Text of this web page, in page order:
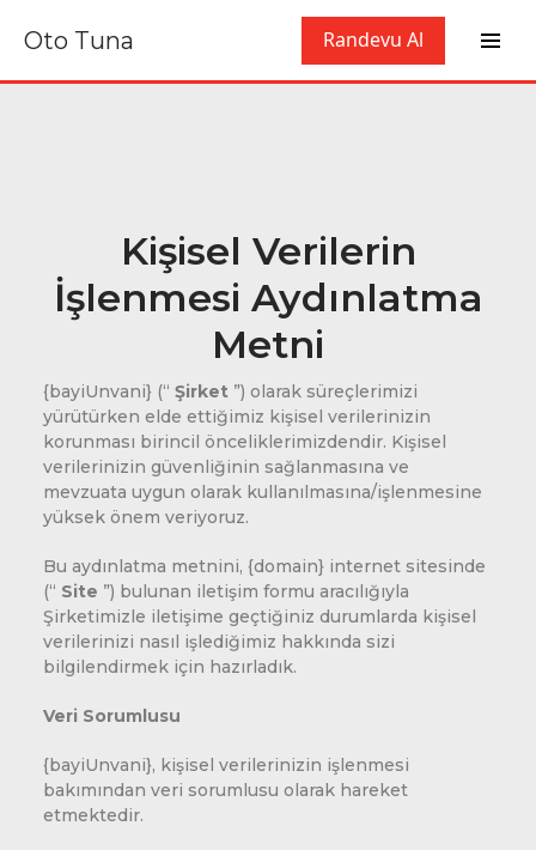
Oto Tuna Randevu Al
Kişisel Verilerin
İşlenmesi Aydınlatma
Metni
{bayiUnvani} (“ Şirket ”) olarak süreçlerimizi
yürütürken elde ettiğimiz kişisel verilerinizin
korunması birincil önceliklerimizdendir. Kişisel
verilerinizin güvenliğinin sağlanmasına ve
mevzuata uygun olarak kullanılmasına/işlenmesine
yüksek önem veriyoruz.
Bu aydınlatma metnini, {domain} internet sitesinde
(“ Site ”) bulunan iletişim formu aracılığıyla
Şirketimizle iletişime geçtiğiniz durumlarda kişisel
verilerinizi nasıl işlediğimiz hakkında sizi
bilgilendirmek için hazırladık.
Veri Sorumlusu
{bayiUnvani}, kişisel verilerinizin işlenmesi
bakımından veri sorumlusu olarak hareket
etmektedir.